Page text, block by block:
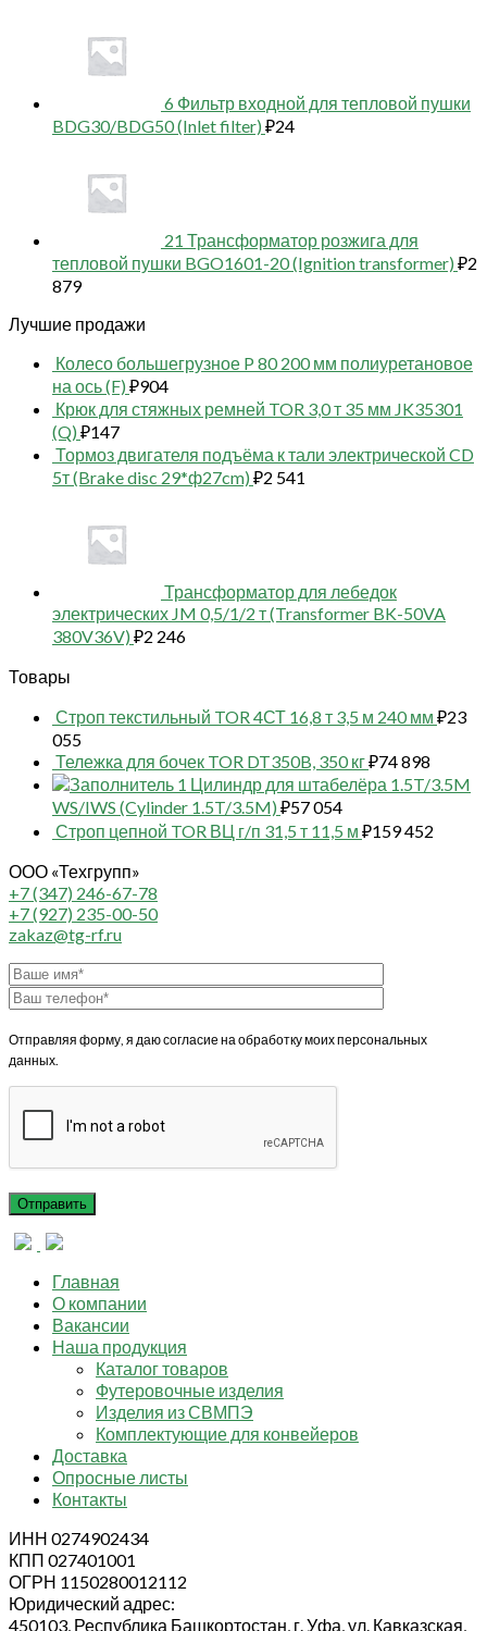
6 Фильтр входной для тепловой пушки
BDG30/BDG50 (Inlet filter) ₽24
21 Трансформатор розжига для
тепловой пушки BGO1601-20 (Ignition transformer) ₽2
879
Лучшие продажи
Колесо большегрузное P 80 200 мм полиуретановое
на ось (F) ₽904
Крюк для стяжных ремней TOR 3,0 т 35 мм JK35301
(Q) ₽147
Тормоз двигателя подъёма к тали электрической CD
5т (Brake disc 29*ф27cm) ₽2 541
Трансформатор для лебедок
электрических JM 0,5/1/2 т (Transformer BK-50VA
380V36V) ₽2 246
Товары
Строп текстильный TOR 4СТ 16,8 т 3,5 м 240 мм ₽23
055
Тележка для бочек TOR DT350B, 350 кг₽74 898
1 Цилиндр для штабелёра 1.5T/3.5M
WS/IWS (Cylinder 1.5T/3.5M) ₽57 054
Строп цепной TOR ВЦ г/п 31,5 т 11,5 м ₽159 452
ООО «Техгрупп»
+7 (347) 246-67-78
+7 (927) 235-00-50
zakaz@tg-rf.ru
Отправляя форму, я даю согласие на обработку моих персональных
данных.
Главная
О компании
Вакансии
Наша продукция
Каталог товаров
Футеровочные изделия
Изделия из СВМПЭ
Комплектующие для конвейеров
Доставка
Опросные листы
Контакты
ИНН 0274902434
КПП 027401001
ОГРН 1150280012112
Юридический адрес:
450103, Республика Башкортостан, г. Уфа, ул. Кавказская,